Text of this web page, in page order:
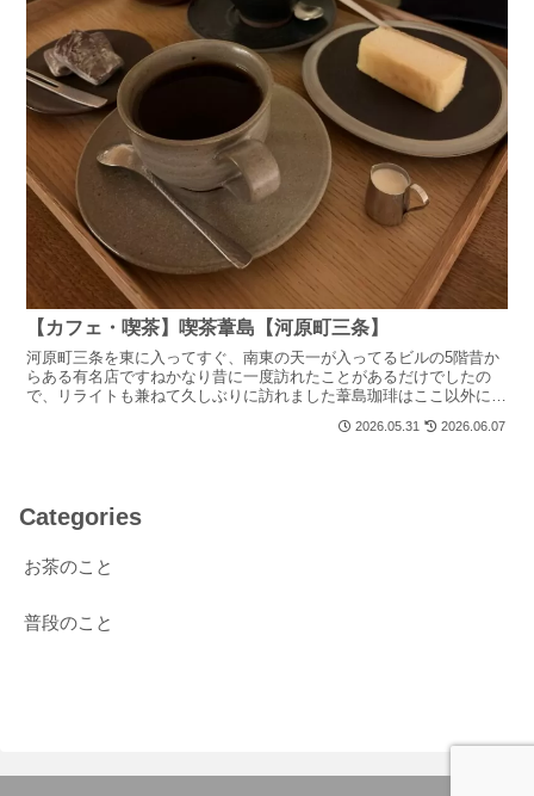
【カフェ・喫茶】喫茶葦島【河原町三条】
河原町三条を東に入ってすぐ、南東の天一が入ってるビルの5階昔か
らある有名店ですねかなり昔に一度訪れたことがあるだけでしたの
で、リライトも兼ねて久しぶりに訪れました葦島珈琲はここ以外にも
2026.05.31 2026.06.07
Categories
お茶のこと
普段のこと